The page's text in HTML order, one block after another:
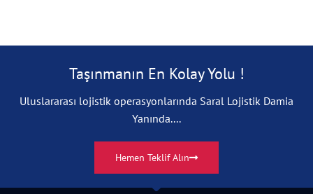
Taşınmanın En Kolay Yolu !
Uluslararası lojistik operasyonlarında Saral Lojistik Damia
Yanında....
Hemen Teklif Alın